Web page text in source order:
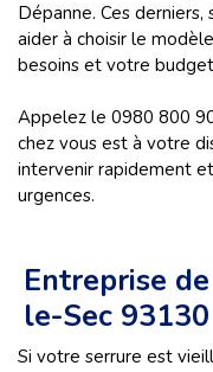
Dépanne. Ces
aider à choisir le
besoins et votre
Appelez le 0980 800
chez vous est à votre
intervenir rapidement
urgences.
Entreprise
le-Sec 93130
Si votre serrure est